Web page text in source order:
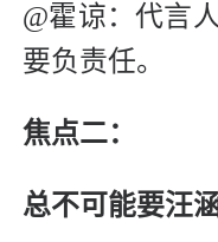
@霍谅：代言
要负责任。
焦点二：
总不可能要汪